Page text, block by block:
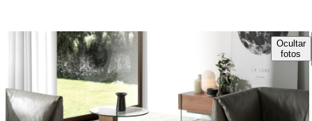
Ocultar
fotos